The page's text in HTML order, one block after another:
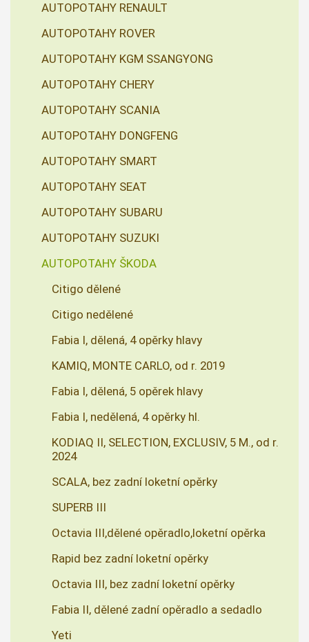
AUTOPOTAHY RENAULT
AUTOPOTAHY ROVER
AUTOPOTAHY KGM SSANGYONG
AUTOPOTAHY CHERY
AUTOPOTAHY SCANIA
AUTOPOTAHY DONGFENG
AUTOPOTAHY SMART
AUTOPOTAHY SEAT
AUTOPOTAHY SUBARU
AUTOPOTAHY SUZUKI
AUTOPOTAHY ŠKODA
Citigo dělené
Citigo nedělené
Fabia I, dělená, 4 opěrky hlavy
KAMIQ, MONTE CARLO, od r. 2019
Fabia I, dělená, 5 opěrek hlavy
Fabia I, nedělená, 4 opěrky hl.
KODIAQ II, SELECTION, EXCLUSIV, 5 M., od r.
2024
SCALA, bez zadní loketní opěrky
SUPERB III
Octavia III,dělené opěradlo,loketní opěrka
Rapid bez zadní loketní opěrky
Octavia III, bez zadní loketní opěrky
Fabia II, dělené zadní opěradlo a sedadlo
Yeti